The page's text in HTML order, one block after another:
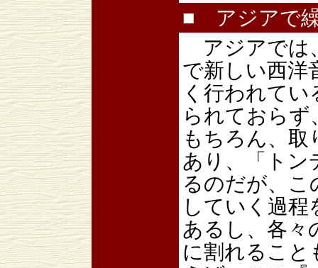
■ アジアで繰
アジアでは
で新しい西洋
く行われて
られておらず
もちろん、取
あり、「トン
るのだが、こ
していく過
あるし、各々
に割れること